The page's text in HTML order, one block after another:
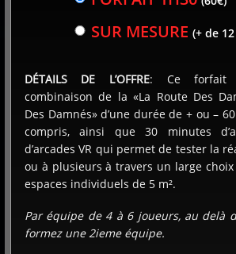
& NOMBRE DE JOUEUR(S)
SUIVANT
SUR MESURE(+ de
DÉTAILS DE L’OFFRE: Ce forfait
combinaison de la «La Route Des
Des Damnés» d’une durée de + ou –
compris, ainsi que 30 minutes
d’arcades VR qui permet de tester la
ou à plusieurs à travers un large
espaces individuels de 5 m².
Par équipe de 4 à 6 joueurs, au delà
formez une 2ieme équipe.